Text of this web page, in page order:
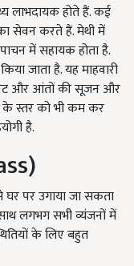
लाभदायक होते हैं. कई
सेवन करते हैं. मेथी में
में सहायक होता है.
जाता है. यह माहवारी
पेट और आंतों की सूजन और
के स्तर को भी कम कर
है.
पर उगाया जा सकता
लगभग सभी व्यंजनों में
के लिए बहुत